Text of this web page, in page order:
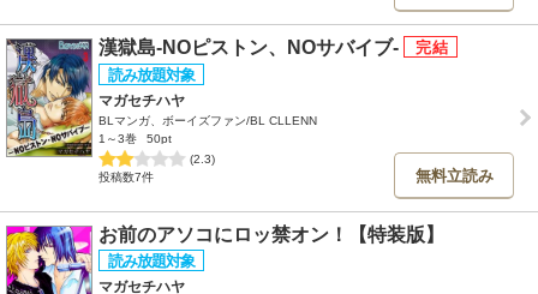
漢獄島-NOピストン、NOサバイブ-
マガセチハヤ
BLマンガ、ボーイズファン/BL CLLENN
1～3巻
50pt
(2.3)
投稿数7件
無料立読み
お前のアソコにロッ禁オン！【特装版】
マガセチハヤ